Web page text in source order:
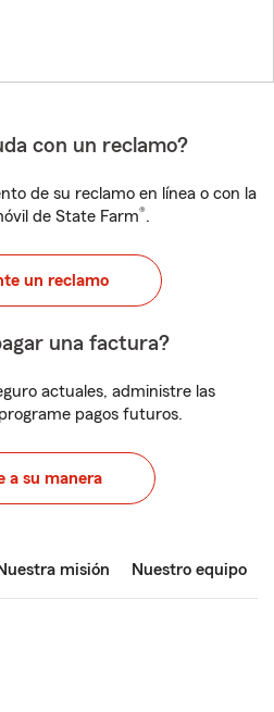
con un reclamo?
de su reclamo en línea o con la
de State Farm®.
un reclamo
una factura?
actuales, administre las
pagos futuros.
a su manera
misión Nuestro equipo